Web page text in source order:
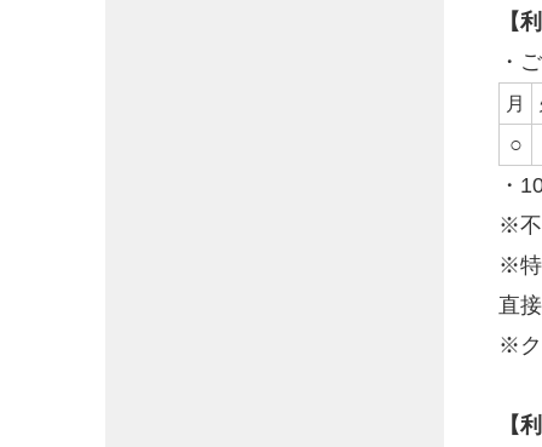
【
・
月
○
・
※
※特
直
※ク
【